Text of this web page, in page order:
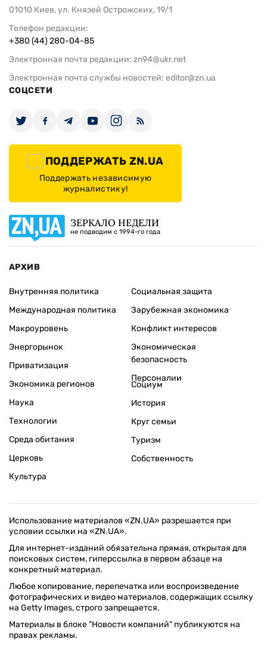
01010 Киев, ул. Князей Острожских, 19/1
Телефон редакции:
+380 (44) 280-04-85
Электронная почта редакции: zn94@ukr.net
Электронная почта службы новостей: editor@zn.ua
СОЦСЕТИ
ПОДДЕРЖАТЬ ZN.UA
Поддержать независимую
журналистику!
ЗЕРКАЛО НЕДЕЛИ
не подводим с 1994-го года
АРХИВ
Внутренняя политика
Международная политика
Макроуровень
Энергорынок
Приватизация
Экономика регионов
Социальная защита
Зарубежная экономика
Конфликт интересов
Экономическая
безопасность
Персоналии
Наука
Технологии
Среда обитания
Церковь
Культура
Социум
История
Круг семьи
Туризм
Собственность
Использование материалов «ZN.UA» разрешается при
условии ссылки на «ZN.UA».
Для интернет-изданий обязательна прямая, открытая для
поисковых систем, гиперссылка в первом абзаце на
конкретный материал.
Любое копирование, перепечатка или воспроизведение
фотографических и видео материалов, содержащих ссылку
на Getty Images, строго запрещается.
Материалы в блоке "Новости компаний" публикуются на
правах рекламы.